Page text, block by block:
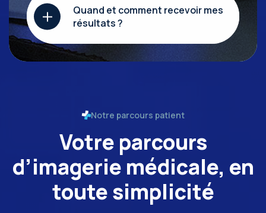
Quand et comment recevoir mes
résultats ?
Notre parcours patient
Votre parcours
d’imagerie médicale, en
toute simplicité